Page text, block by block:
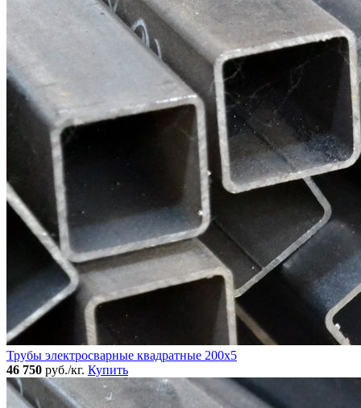
Трубы электросварные квадратные 200x5
46 750 руб./кг. Купить